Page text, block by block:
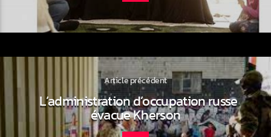
Article précédent
L’administration d’occupation russe
évacue Kherson